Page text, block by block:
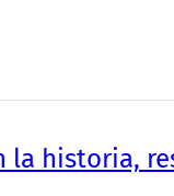
la historia,